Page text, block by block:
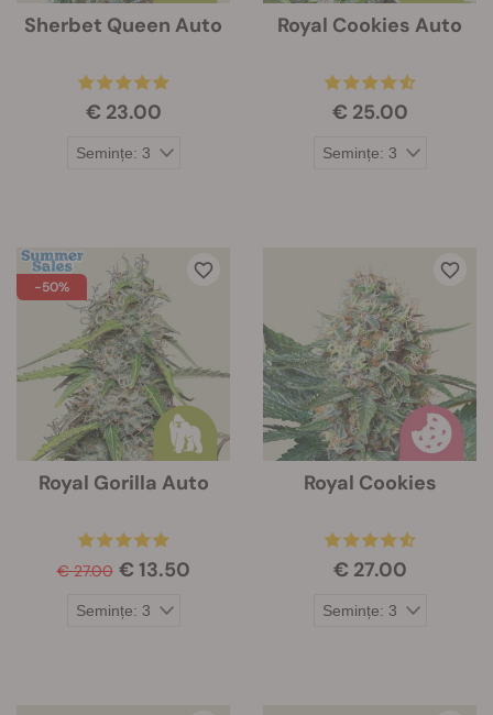
Sherbet Queen Auto
€ 23.00
Royal Cookies Auto
€ 25.00
-50%
Royal Gorilla Auto
€ 27.00 € 13.50
Royal Cookies
€ 27.00